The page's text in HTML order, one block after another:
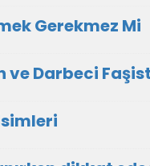
Gerekmez Mi
ve Darbeci